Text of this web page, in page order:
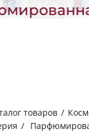
товаров /
/